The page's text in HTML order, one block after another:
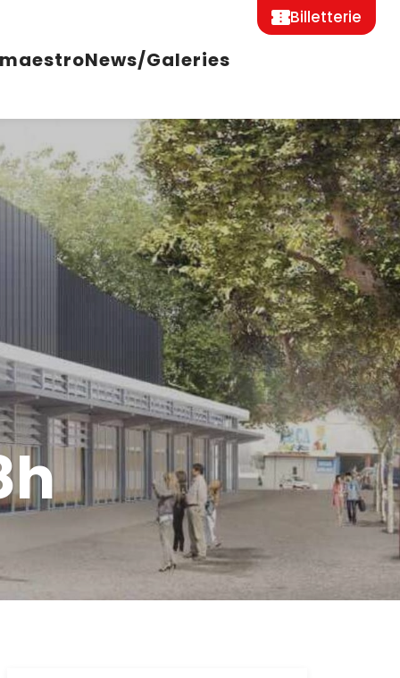
Billetterie
News/Galeries